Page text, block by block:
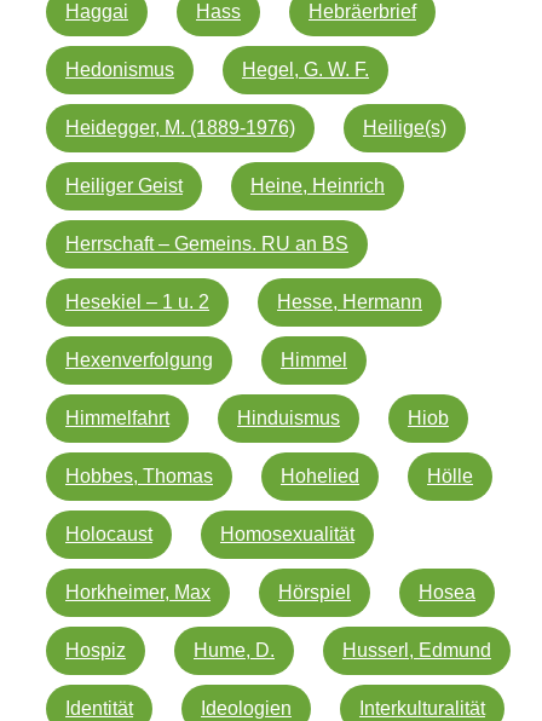
Haggai Hass Hebräerbrief
Hedonismus Hegel, G. W. F.
Heidegger, M. (1889-1976) Heilige(s)
Heiliger Geist Heine, Heinrich
Herrschaft – Gemeins. RU an BS
Hesekiel – 1 u. 2 Hesse, Hermann
Hexenverfolgung Himmel
Himmelfahrt Hinduismus Hiob
Hobbes, Thomas Hohelied Hölle
Holocaust Homosexualität
Horkheimer, Max Hörspiel Hosea
Hospiz Hume, D. Husserl, Edmund
Identität Ideologien Interkulturalität